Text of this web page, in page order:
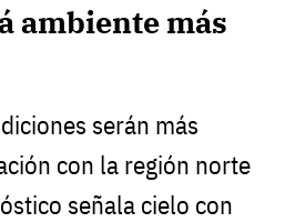
ambiente más
serán más
con la región norte
señala cielo con